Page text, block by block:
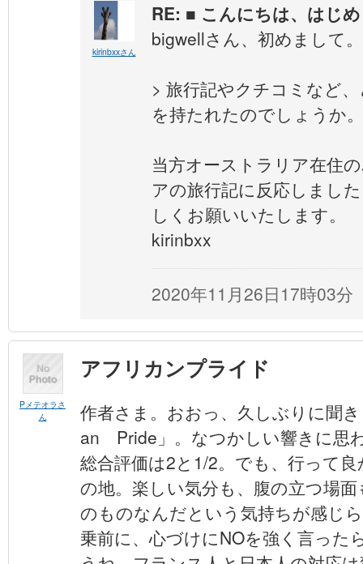
kirinbxxさん
RE: ■ こんにちは、はじ
bigwellさん、初めまして。
> 旅行記やクチコミなど
を持たれたのでしょうか。
当方オーストラリア在住
アの旅行記に反応しまし
しくお願いいたします。
kirinbxx
2020年11月26日17時03分
Pメテオラさ
ん
アフリカンプライド
作者さま。おおっ、久しぶりに聞
an Pride」。なつかしい響きに思
総合評価は2と1/2。でも、行って
の地。楽しい気分も、腹の立つ場
のものなんだという気持ちが感じ
乗前に、心づけにNOを強く言った